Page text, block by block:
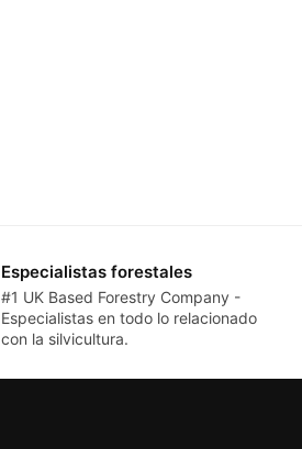
Especialistas forestales
#1 UK Based Forestry Company -
Especialistas en todo lo relacionado
con la silvicultura.